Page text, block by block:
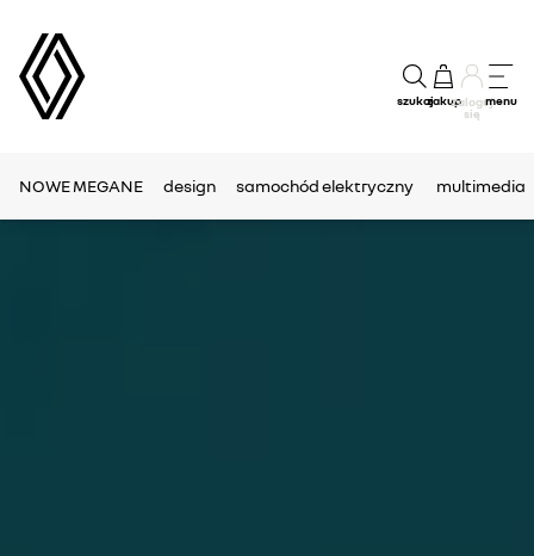
szukajzakupZaloguj
się
menu
NOWE MEGANE design samochód elektryczny multimedia